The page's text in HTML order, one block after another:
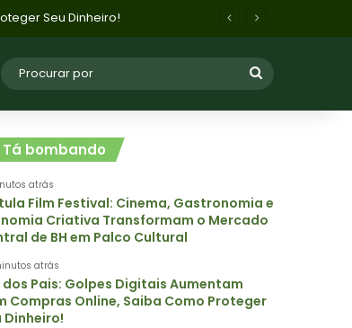
com tecnologia
Tá bombando
atrás
Film Festival: Cinema, Gastronomia e
Criativa Transformam o Mercado
de BH em Palco Cultural
atrás
dos Pais: Golpes Digitais Aumentam
Compras Online, Saiba Como Proteger
Dinheiro!